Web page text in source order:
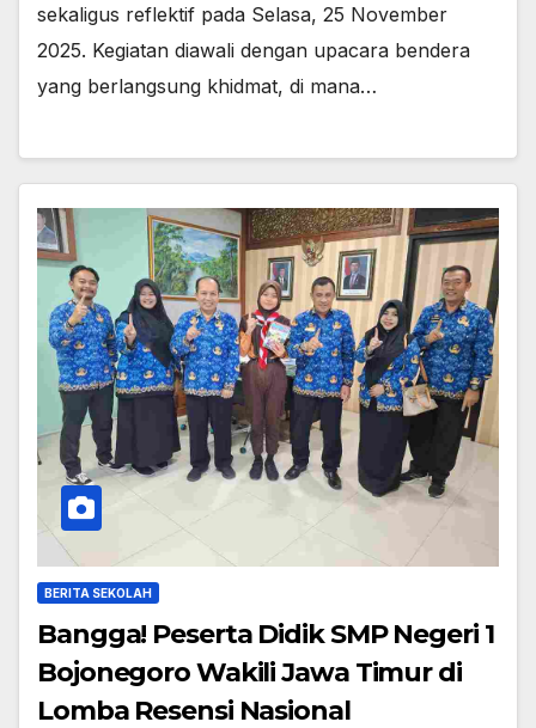
sekaligus reflektif pada Selasa, 25 November
2025. Kegiatan diawali dengan upacara bendera
yang berlangsung khidmat, di mana…
BERITA SEKOLAH
Bangga! Peserta Didik SMP Negeri 1
Bojonegoro Wakili Jawa Timur di
Lomba Resensi Nasional